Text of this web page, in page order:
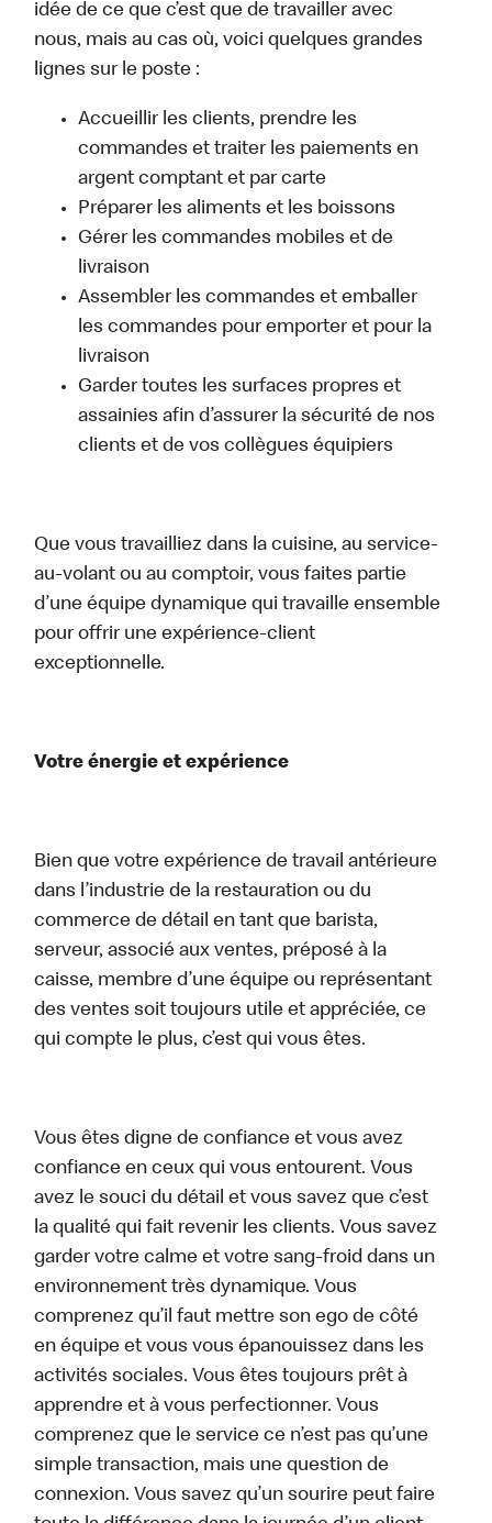
idée de ce que c’est que de travailler avec
nous, mais au cas où, voici quelques grandes
lignes sur le poste :
Accueillir les clients, prendre les
commandes et traiter les paiements en
argent comptant et par carte
Préparer les aliments et les boissons
Gérer les commandes mobiles et de
livraison
Assembler les commandes et emballer
les commandes pour emporter et pour la
livraison
Garder toutes les surfaces propres et
assainies afin d’assurer la sécurité de nos
clients et de vos collègues équipiers
Que vous travailliez dans la cuisine, au service-
au-volant ou au comptoir, vous faites partie
d’une équipe dynamique qui travaille ensemble
pour offrir une expérience-client
exceptionnelle.
Votre énergie et expérience
Bien que votre expérience de travail antérieure
dans l’industrie de la restauration ou du
commerce de détail en tant que barista,
serveur, associé aux ventes, préposé à la
caisse, membre d’une équipe ou représentant
des ventes soit toujours utile et appréciée, ce
qui compte le plus, c’est qui vous êtes.
Vous êtes digne de confiance et vous avez
confiance en ceux qui vous entourent. Vous
avez le souci du détail et vous savez que c’est
la qualité qui fait revenir les clients. Vous savez
garder votre calme et votre sang-froid dans un
environnement très dynamique. Vous
comprenez qu’il faut mettre son ego de côté
en équipe et vous vous épanouissez dans les
activités sociales. Vous êtes toujours prêt à
apprendre et à vous perfectionner. Vous
comprenez que le service ce n’est pas qu’une
simple transaction, mais une question de
connexion. Vous savez qu’un sourire peut faire